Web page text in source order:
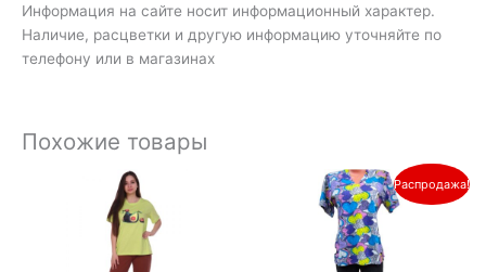
Информация на сайте носит информационный характер.
Наличие, расцветки и другую информацию уточняйте по
телефону или в магазинах
Похожие товары
Распродажа!
Первоначальная
цена
составляла
Текущая
цена:
493₽.